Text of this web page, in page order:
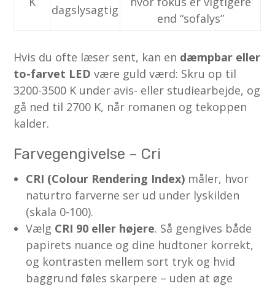
dagslysagtig
end “sofalys”
Hvis du ofte læser sent, kan en dæmpbar eller
to-farvet LED være guld værd: Skru op til
3200-3500 K under avis- eller studiearbejde, og
gå ned til 2700 K, når romanen og tekoppen
kalder.
Farvegengivelse – Cri
CRI (Colour Rendering Index) måler, hvor
naturtro farverne ser ud under lyskilden
(skala 0-100).
Vælg CRI 90 eller højere. Så gengives både
papirets nuance og dine hudtoner korrekt,
og kontrasten mellem sort tryk og hvid
baggrund føles skarpere – uden at øge